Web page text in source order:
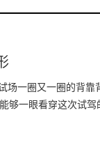
场一圈又一圈的背靠
够一眼看穿这次试